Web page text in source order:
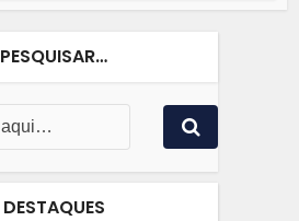
PESQUISAR…
DESTAQUES